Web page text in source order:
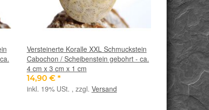
Versteinerte Koralle XXL Schmuckstein
Cabochon / Scheibenstein gebohrt - ca.
4 cm x 3 cm x 1 cm
14,90 € *
inkl. 19% USt. , zzgl. Versand